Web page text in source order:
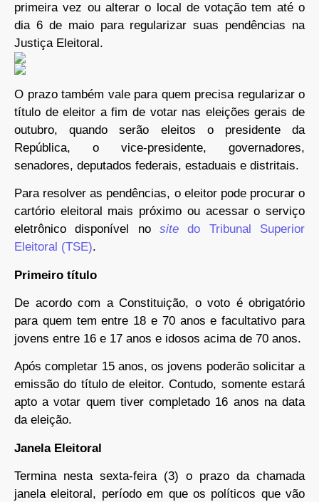
primeira vez ou alterar o local de votação tem até o
dia 6 de maio para regularizar suas pendências na
Justiça Eleitoral.
O prazo também vale para quem precisa regularizar o
título de eleitor a fim de votar nas eleições gerais de
outubro, quando serão eleitos o presidente da
República, o vice-presidente, governadores,
senadores, deputados federais, estaduais e distritais.
Para resolver as pendências, o eleitor pode procurar o
cartório eleitoral mais próximo ou acessar o serviço
eletrônico disponível no site do Tribunal Superior
Eleitoral (TSE).
Primeiro título
De acordo com a Constituição, o voto é obrigatório
para quem tem entre 18 e 70 anos e facultativo para
jovens entre 16 e 17 anos e idosos acima de 70 anos.
Após completar 15 anos, os jovens poderão solicitar a
emissão do título de eleitor. Contudo, somente estará
apto a votar quem tiver completado 16 anos na data
da eleição.
Janela Eleitoral
Termina nesta sexta-feira (3) o prazo da chamada
janela eleitoral, período em que os políticos que vão